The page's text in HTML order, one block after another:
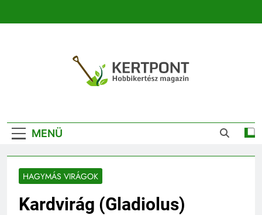
Kertészeti
Magazin |
Növénykereső És
Növényhatározó
MENÜ
HAGYMÁS VIRÁGOK
Kardvirág (Gladiolus)